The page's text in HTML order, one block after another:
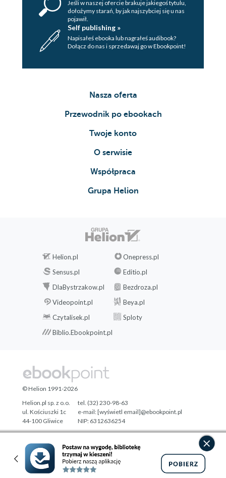
Jeśli w naszej ofercie brakuje jakiegoś tytulu,
dołożymy starań, by jak najszybciej się u nas
pojawił.
Self publishing »
Napisałeś ebooka lub nagrałeś audibook?
Dołącz do nas i sprzedawaj go w Ebookpoint!
Nasza oferta
Przewodnik po ebookach
Twoje konto
O serwisie
Współpraca
Grupa Helion
Helion.pl
Onepress.pl
Sensus.pl
Editio.pl
DlaBystrzakow.pl
Bezdroza.pl
Videopoint.pl
Beya.pl
Czytalisek.pl
Sploty
Biblio.Ebookpoint.pl
Designed with ♥ byTonik.pl
© Helion 1991-2026
Helion.pl sp. z o.o.
ul. Kościuszki 1c
44-100 Gliwice
tel. (32) 230-98-63
e-mail:[wyświetl email]@ebookpoint.pl
NIP: 6312636254
Regon: 241989027
Pełna wersja strony »